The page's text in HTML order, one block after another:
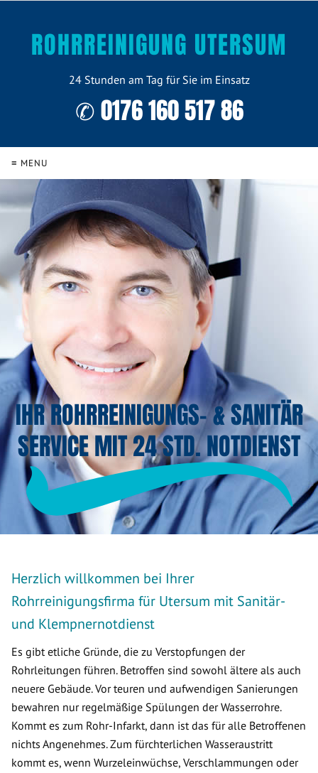
ROHRREINIGUNG UTERSUM
24 Stunden am Tag für Sie im Einsatz
✆ 0176 160 517 86
≡ MENU
IHR ROHRREINIGUNGS- & SANITÄR
SERVICE MIT 24 STD. NOTDIENST
Herzlich willkommen bei Ihrer
Rohrreinigungsfirma für Utersum mit Sanitär-
und Klempnernotdienst
Es gibt etliche Gründe, die zu Verstopfungen der
Rohrleitungen führen. Betroffen sind sowohl ältere als auch
neuere Gebäude. Vor teuren und aufwendigen Sanierungen
bewahren nur regelmäßige Spülungen der Wasserrohre.
Kommt es zum Rohr-Infarkt, dann ist das für alle Betroffenen
nichts Angenehmes. Zum fürchterlichen Wasseraustritt
kommt es, wenn Wurzeleinwüchse, Verschlammungen oder